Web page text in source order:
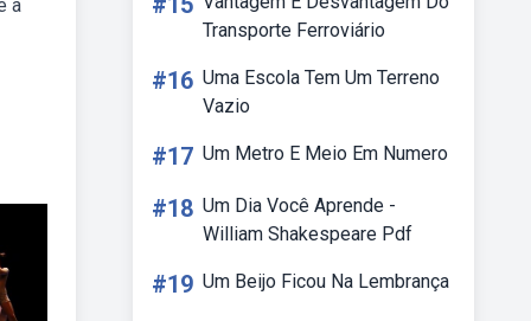
a
Transporte Ferroviário
#16 Uma Escola Tem Um Terreno
Vazio
#17 Um Metro E Meio Em Numero
#18 Um Dia Você Aprende -
William Shakespeare Pdf
#19 Um Beijo Ficou Na Lembrança